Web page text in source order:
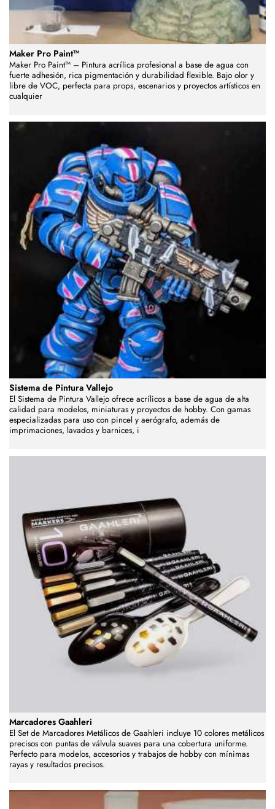
Maker Pro Paint™
Maker Pro Paint™ – Pintura acrílica profesional a base de agua con
fuerte adhesión, rica pigmentación y durabilidad flexible. Bajo olor y
libre de VOC, perfecta para props, escenarios y proyectos artísticos en
cualquier
Sistema de Pintura Vallejo
El Sistema de Pintura Vallejo ofrece acrílicos a base de agua de alta
calidad para modelos, miniaturas y proyectos de hobby. Con gamas
especializadas para uso con pincel y aerógrafo, además de
imprimaciones, lavados y barnices, i
Marcadores Gaahleri
El Set de Marcadores Metálicos de Gaahleri incluye 10 colores metálicos
precisos con puntas de válvula suaves para una cobertura uniforme.
Perfecto para modelos, accesorios y trabajos de hobby con mínimas
rayas y resultados precisos.